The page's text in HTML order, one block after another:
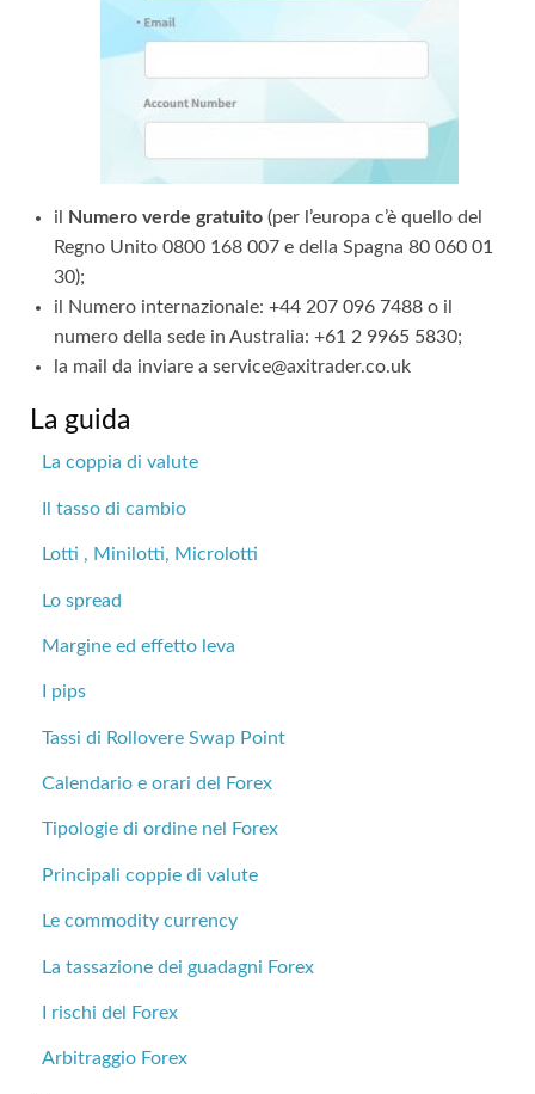
il Numero verde gratuito (per l’europa c’è quello del
Regno Unito 0800 168 007 e della Spagna 80 060 01
30);
il Numero internazionale: +44 207 096 7488 o il
numero della sede in Australia: +61 2 9965 5830;
la mail da inviare a service@axitrader.co.uk
La guida
La coppia di valute
Il tasso di cambio
Lotti , Minilotti, Microlotti
Lo spread
Margine ed effetto leva
I pips
Tassi di Rollovere Swap Point
Calendario e orari del Forex
Tipologie di ordine nel Forex
Principali coppie di valute
Le commodity currency
La tassazione dei guadagni Forex
I rischi del Forex
Arbitraggio Forex